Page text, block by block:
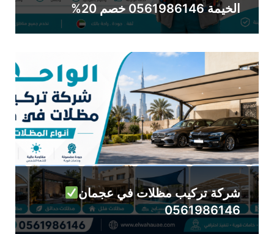
الخيمة 0561986146 خصم 20%
شركة تركيب مظلات في عجمان
0561986146